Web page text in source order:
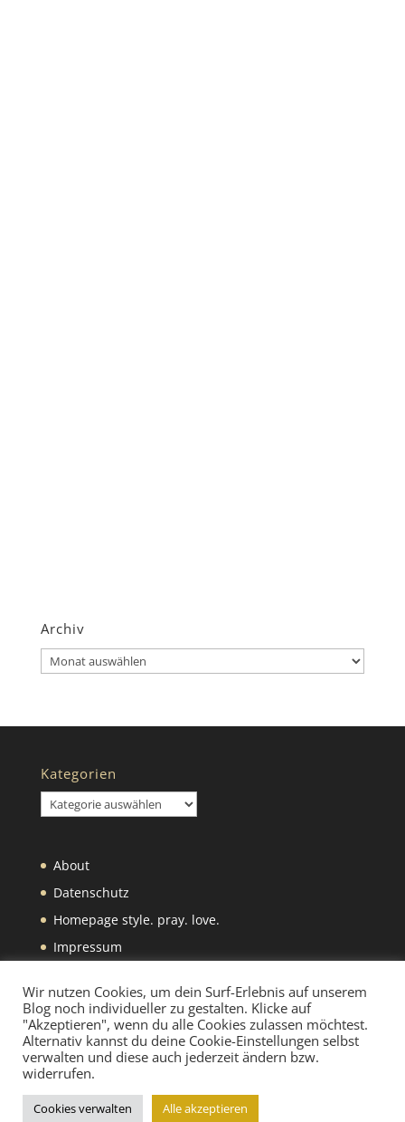
Archiv
Archiv
Kategorien
Kategorien
About
Datenschutz
Homepage style. pray. love.
Impressum
Designed by Elegant Themes| Powered by
Wir nutzen Cookies, um dein Surf-Erlebnis auf unserem
Blog noch individueller zu gestalten. Klicke auf
"Akzeptieren", wenn du alle Cookies zulassen möchtest.
Alternativ kannst du deine Cookie-Einstellungen selbst
verwalten und diese auch jederzeit ändern bzw.
widerrufen.
Cookies verwalten Alle akzeptieren